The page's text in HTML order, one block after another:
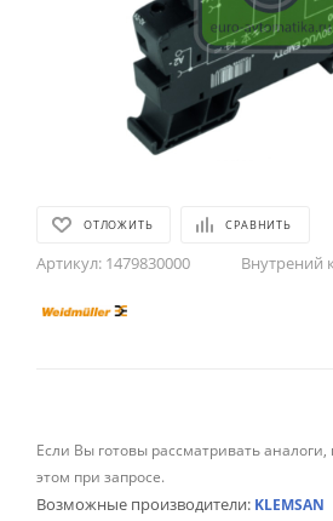
ОТЛОЖИТЬ СРАВНИТЬ
Артикул: 1479830000 Внутрений
Если Вы готовы рассматривать
этом при запросе.
Возможные производители: KLEMSAN